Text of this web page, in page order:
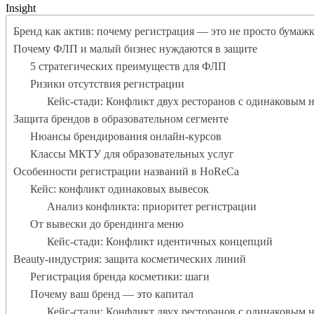
Insight
Бренд как актив: почему регистрация — это не просто
Почему ФЛП и малый бизнес нуждаются в защите
5 стратегических преимуществ для ФЛП
Ризики отсутствия регистрации
Кейс-стади: Конфликт двух ресторанов с одинаковым
Защита брендов в образовательном сегменте
Нюансы брендирования онлайн-курсов
Классы МКТУ для образовательных услуг
Особенности регистрации названий в HoReCa
Кейс: конфликт одинаковых вывесок
Анализ конфликта: приоритет регистрации
От вывески до брендинга меню
Кейс-стади: Конфликт идентичных концепций
Beauty-индустрия: защита косметических линий
Регистрация бренда косметики: шаги
Почему ваш бренд — это капитал
Кейс-стади: Конфликт двух ресторанов с одинаковым